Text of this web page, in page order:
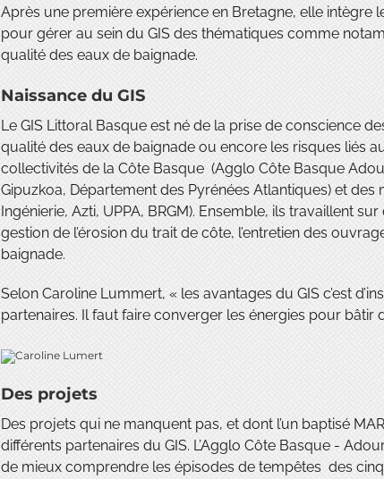
Après une première expérience en Bretagne, elle intègre
pour gérer au sein du GIS des thématiques comme
qualité des eaux de baignade.
Naissance du GIS
Le GIS Littoral Basque est né de la prise de conscience
qualité des eaux de baignade ou encore les risques liés
collectivités de la Côte Basque (Agglo Côte Basque
Gipuzkoa, Département des Pyrénées Atlantiques) et
Ingénierie, Azti, UPPA, BRGM). Ensemble, ils travaillent
gestion de l’érosion du trait de côte, l’entretien des
baignade.
Selon Caroline Lummert, « les avantages du GIS c’est
partenaires. Il faut faire converger les énergies pour bâtir
Des projets
Des projets qui ne manquent pas, et dont l’un baptisé
différents partenaires du GIS. L’Agglo Côte Basque -
de mieux comprendre les épisodes de tempêtes des